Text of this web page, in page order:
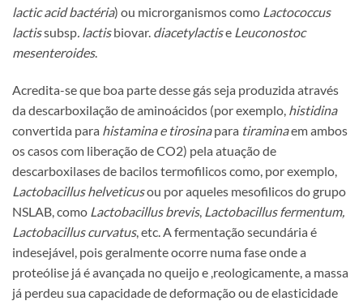
lactic acid bactéria) ou microrganismos como Lactococcus
lactissubsp. lactisbiovar. diacetylactise Leuconostoc
mesenteroides.
Acredita-se que boa parte desse gás seja produzida através
da descarboxilação de aminoácidos (por exemplo, histidina
convertida para histamina e tirosinapara tiraminaem ambos
os casos com liberação de CO2) pela atuação de
descarboxilases de bacilos termofilicos como, por exemplo,
Lactobacillus helveticusou por aqueles mesofilicos do grupo
NSLAB, como Lactobacillus brevis, Lactobacillus fermentum,
Lactobacillus curvatus, etc. A fermentação secundária é
indesejável, pois geralmente ocorre numa fase onde a
proteólise já é avançada no queijo e ,reologicamente, a massa
já perdeu sua capacidade de deformação ou de elasticidade